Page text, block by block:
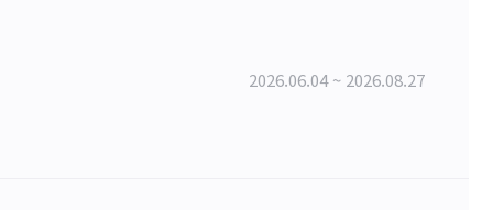
2026.06.04 ~ 2026.08.27